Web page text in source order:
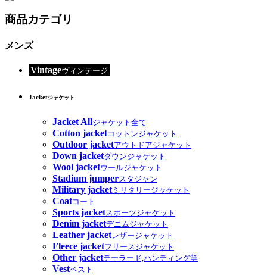
商品カテゴリ
メンズ
Vintageヴィンテージ
Jacketジャケット
Jacket Allジャケット全て
Cotton jacketコットンジャケット
Outdoor jacketアウトドアジャケット
Down jacketダウンジャケット
Wool jacketウールジャケット
Stadium jumperスタジャン
Military jacketミリタリージャケット
Coatコート
Sports jacketスポーツジャケット
Denim jacketデニムジャケット
Leather jacketレザージャケット
Fleece jacketフリースジャケット
Other jacketテーラード,ハンティング等
Vestベスト